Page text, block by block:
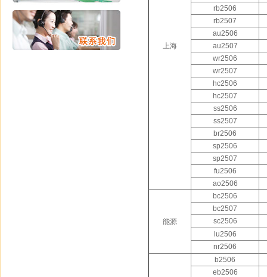
上海
rb2506
rb2507
au2506
au2507
wr2506
wr2507
hc2506
hc2507
ss2506
ss2507
br2506
sp2506
sp2507
fu2506
ao2506
能源
bc2506
bc2507
sc2506
lu2506
nr2506
b2506
eb2506